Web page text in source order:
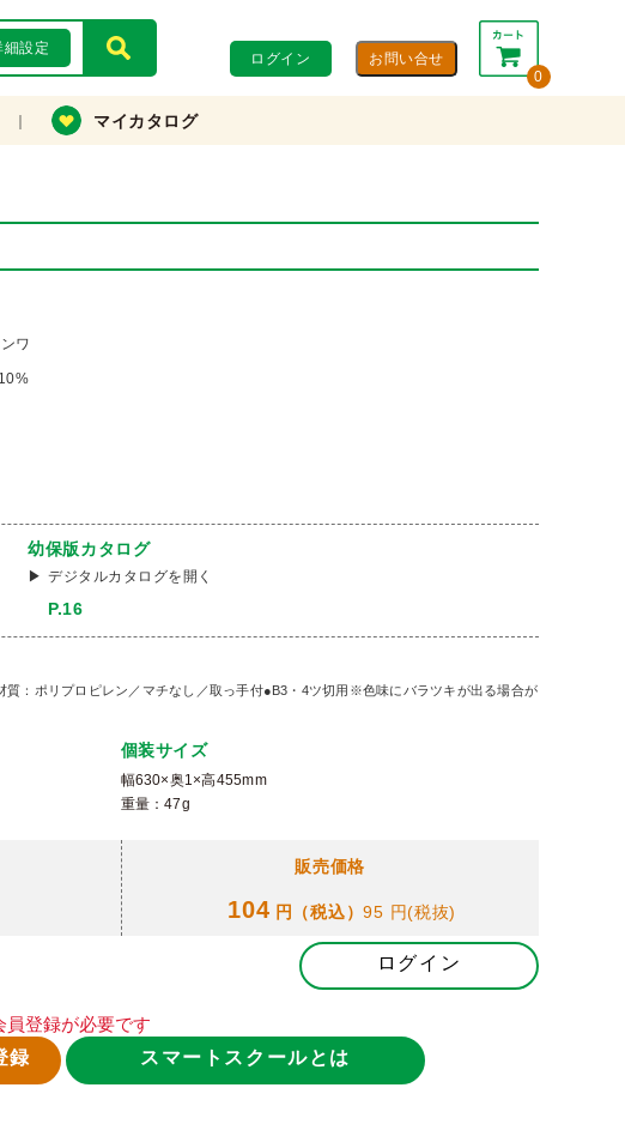
細設定
ログイン
0
合計： 0円
カートを見る・注文する
マイカタログ
ワ
10%
幼保版カタログ
デジタルカタログを開く
P.16
：ポリプロピレン／マチなし／取っ手付●B3・4ツ切用※色味にバラツキが出る場合が
個装サイズ
幅630×奥1×高455mm
重量：47g
販売価格
104 円（税込）95 円(税抜)
ログイン
登録が必要です
録
スマートスクールとは